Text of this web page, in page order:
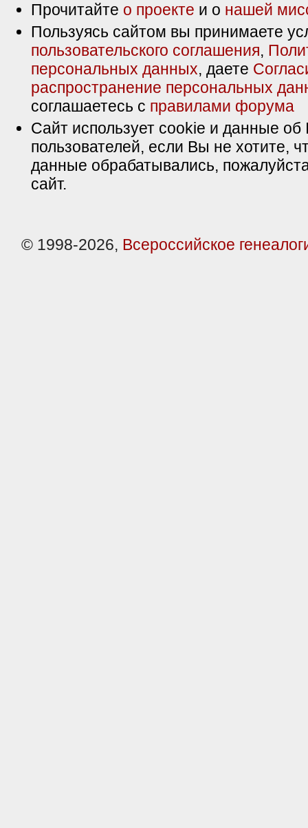
Прочитайте о проекте и о нашей
Пользуясь сайтом вы принимаете
пользовательского соглашения,
персональных данных, даете
распространение персональных
соглашаетесь с правилами форума
Сайт использует cookie и данные об
пользователей, если Вы не хотите,
данные обрабатывались,
сайт.
© 1998-2026, Всероссийское